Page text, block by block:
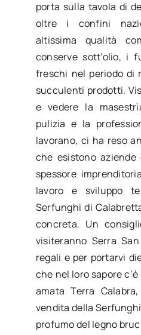
porta sulla tavola di
oltre i confini
altissima qualità
conserve sott’olio, i
freschi nel periodo di
succulenti prodotti.
e vedere la
pulizia e la
lavorano, ci ha reso
che esistono
spessore
lavoro e sviluppo
Serfunghi di
concreta. Un
visiteranno Serra
regali e per portarvi
che nel loro sapore
amata Terra
vendita della
profumo del legno